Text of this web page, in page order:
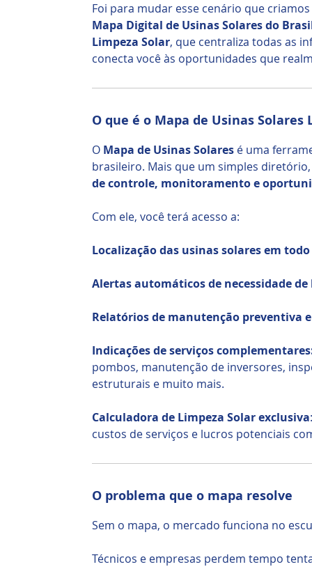
Foi para mudar esse cenário que
Mapa Digital de Usinas Solares do
Limpeza Solar, que centraliza todas as
conecta você às oportunidades que
O que é o Mapa de Usinas Solares
O Mapa de Usinas Solares é uma
brasileiro. Mais que um simples
de controle, monitoramento e
Com ele, você terá acesso a:
Localização das usinas solares em
Alertas automáticos de necessidade
Relatórios de manutenção preventiva
Indicações de serviços
pombos, manutenção de inversores,
estruturais e muito mais.
Calculadora de Limpeza Solar exclusiva
custos de serviços e lucros potenciais
O problema que o mapa resolve
Sem o mapa, o mercado funciona no
Técnicos e empresas perdem tempo